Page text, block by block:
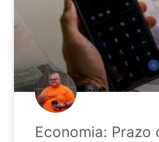
Economia: Prazo